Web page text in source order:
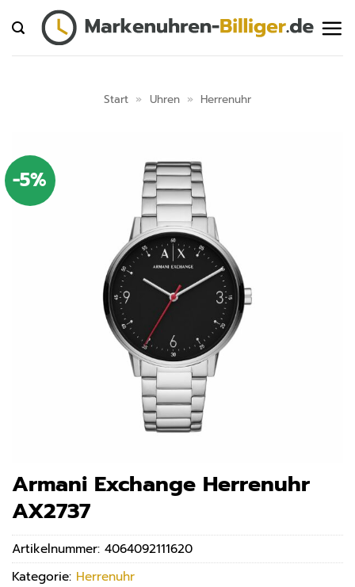
Inhalt
springen
Start » Uhren » Herrenuhr
-5%
Armani Exchange Herrenuhr
AX2737
Artikelnummer: 4064092111620
Kategorie: Herrenuhr